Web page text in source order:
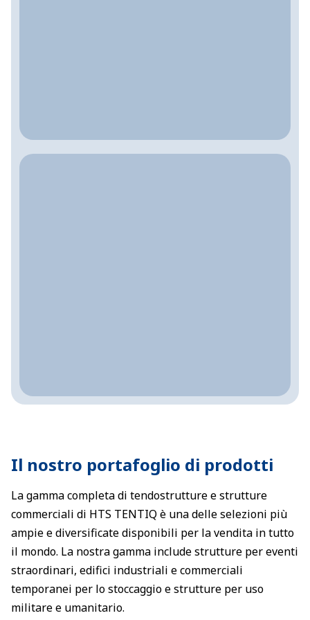
Il nostro portafoglio di prodotti
La gamma completa di tendostrutture e strutture
commerciali di HTS TENTIQ è una delle selezioni più
ampie e diversificate disponibili per la vendita in tutto
il mondo. La nostra gamma include strutture per eventi
straordinari, edifici industriali e commerciali
temporanei per lo stoccaggio e strutture per uso
militare e umanitario.